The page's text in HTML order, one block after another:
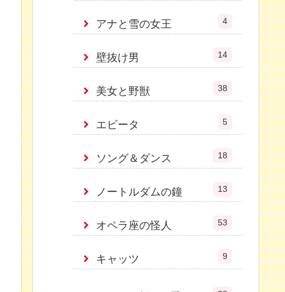
アナと雪の女王 4
壁抜け男 14
美女と野獣 38
エビータ 5
ソング＆ダンス 18
ノートルダムの鐘 13
オペラ座の怪人 53
キャッツ 9